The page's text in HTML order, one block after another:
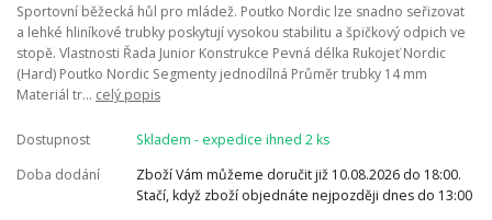
Sportovní běžecká hůl pro mládež. Poutko Nordic lze snadno seřizovat
a lehké hliníkové trubky poskytují vysokou stabilitu a špičkový odpich ve
stopě. Vlastnosti Řada Junior Konstrukce Pevná délka Rukojeť Nordic
(Hard) Poutko Nordic Segmenty jednodílná Průměr trubky 14 mm
Materiál tr... celý popis
Dostupnost
Skladem - expedice ihned 2 ks
Doba dodání
Zboží Vám můžeme doručit již 10.08.2026 do 18:00.
Stačí, když zboží objednáte nejpozději dnes do 13:00